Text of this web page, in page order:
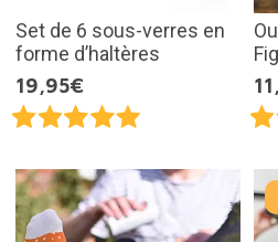
Set de 6 sous-verres en
forme d’haltères
19,95€